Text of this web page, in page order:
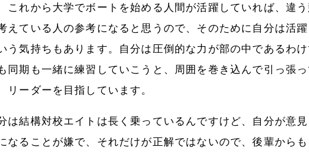
これから大学でボートを始める人間が活躍していれば、違
えている人の参考になると思うので、そのために自分は活
う気持ちもあります。自分は圧倒的な力が部の中であるわ
同期も一緒に練習していこうと、周囲を巻き込んで引っ張っ
リーダーを目指しています。
は結構対校エイトは長く乗っているんですけど、自分が意
なることが嫌で、それだけが正解ではないので、後輩から